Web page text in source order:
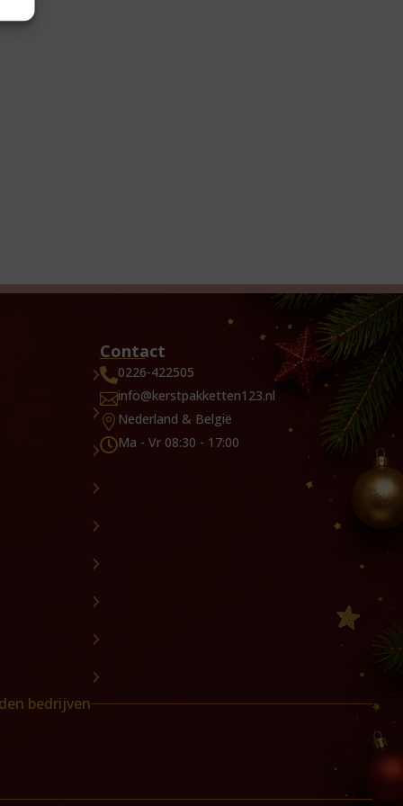
Contact
0226-422505
info@kerstpakketten123.nl
 Nederland & België
Ma - Vr 08:30 - 17:00
bedrijven